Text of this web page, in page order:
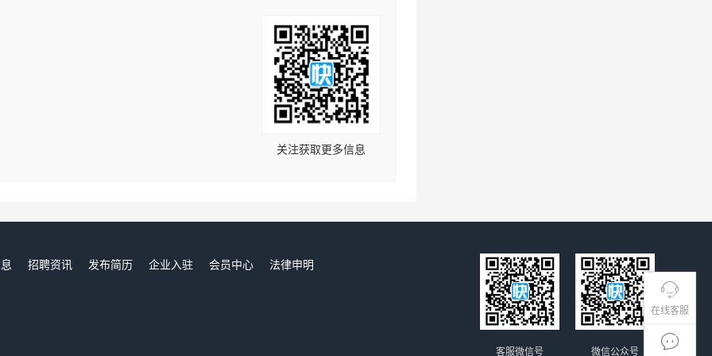
在线客服
关注获取更多信息
招聘资讯 发布简历 企业入驻 会员中心
法律申明
微信公众号
客服微信号